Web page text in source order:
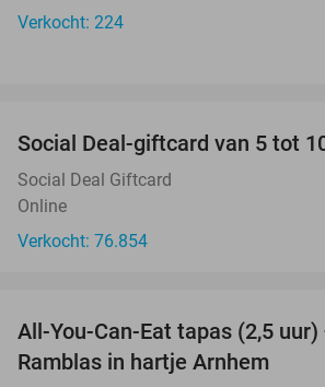
Verkocht: 224
Social Deal-giftcard van 5 tot
Social Deal Giftcard
Online
Verkocht: 76.854
All-You-Can-Eat tapas (2,5
Ramblas in hartje Arnhem